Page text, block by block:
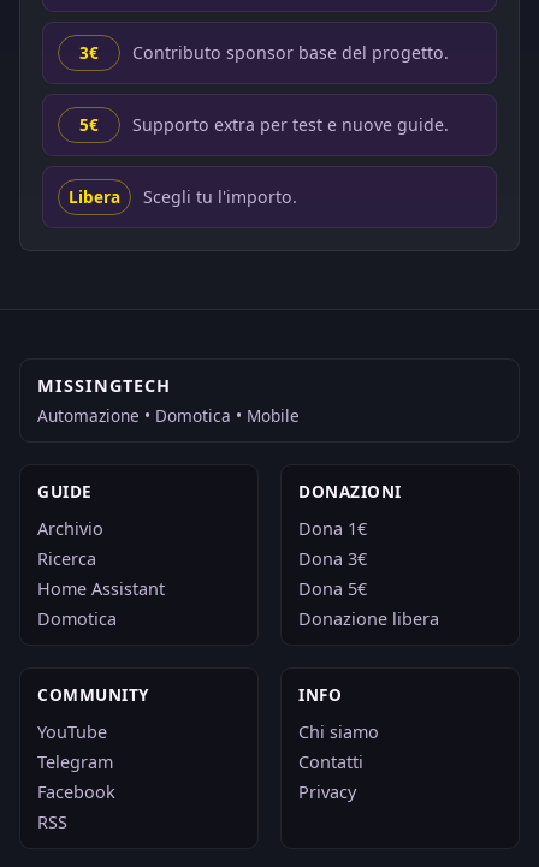
3€ Contributo sponsor base del progetto.
5€ Supporto extra per test e nuove guide.
Libera Scegli tu l'importo.
MISSINGTECH
Automazione • Domotica • Mobile
GUIDE
Archivio
Ricerca
Home Assistant
Domotica
DONAZIONI
Dona 1€
Dona 3€
Dona 5€
Donazione libera
COMMUNITY
YouTube
Telegram
Facebook
RSS
INFO
Chi siamo
Contatti
Privacy